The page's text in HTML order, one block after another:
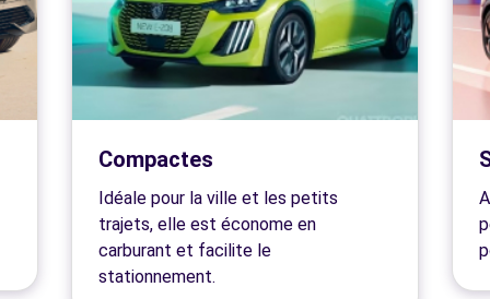
Compactes
Idéale pour la ville et les petits
trajets, elle est économe en
carburant et facilite le
stationnement.